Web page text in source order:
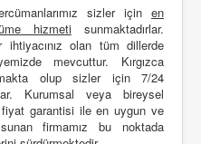
sizler için en
hizmetisunmaktadırlar.
olan tüm dillerde
mevcuttur. Kırgızca
olup sizler için 7/24
Kurumsal veya bireysel
garantisi ile en uygun ve
firmamız bu noktada